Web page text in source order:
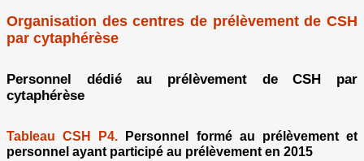
Organisation des centres de prélèvement de CSH
par cytaphérèse
Personnel dédié au prélèvement de CSH par
cytaphérèse
Tableau CSH P4. Personnel formé au prélèvement et
personnel ayant participé au prélèvement en 2015